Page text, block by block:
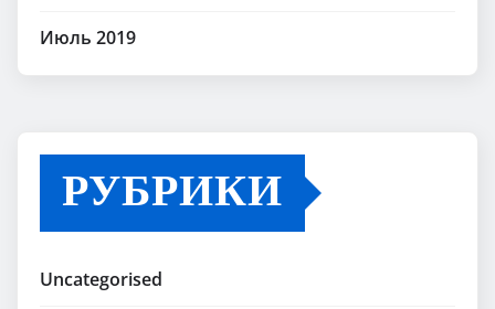
Июль 2019
РУБРИКИ
Uncategorised